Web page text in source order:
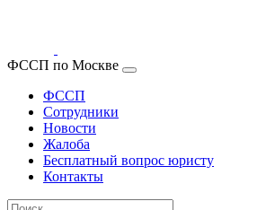
ФССП по Москве
ФССП
Сотрудники
Новости
Жалоба
Бесплатный вопрос юристу
Контакты